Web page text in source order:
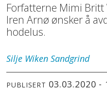
Forfatterne Mimi Britt
Iren Arnø ønsker å
hodelus.
Silje Wiken Sandgrind
PUBLISERT 03.03.2020 -